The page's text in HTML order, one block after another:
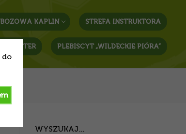
do
KAPLIN STREFA INSTRUKTORA
PLEBISCYT „WILDECKIE PIÓRA”
WYSZUKAJ…